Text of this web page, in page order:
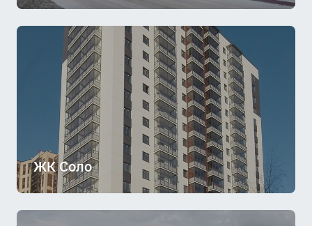
ЖК Соло